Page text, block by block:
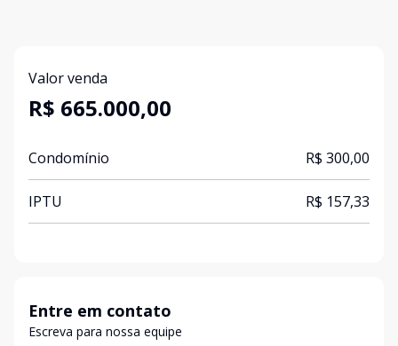
Valor venda
R$ 665.000,00
Condomínio R$ 300,00
IPTU R$ 157,33
Entre em contato
Escreva para nossa equipe